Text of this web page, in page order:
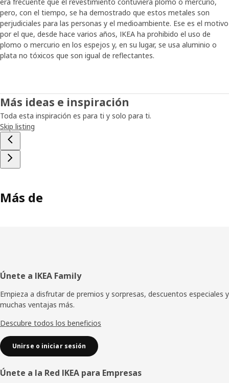
pero, con el tiempo, se ha demostrado que estos metales son
perjudiciales para las personas y el medioambiente. Ese es el motivo
por el que, desde hace varios años, IKEA ha prohibido el uso de
plomo o mercurio en los espejos y, en su lugar, se usa aluminio o
plata no tóxicos que son igual de reflectantes.
Más ideas e inspiración
Toda esta inspiración es para ti y solo para ti.
Skip listing
Más de
Pie
de
página
Únete a IKEA Family
Empieza a disfrutar de premios y sorpresas, descuentos especiales y
muchas ventajas más.
Descubre todos los beneficios
Unirse o iniciar sesión
Únete a la Red IKEA para Empresas